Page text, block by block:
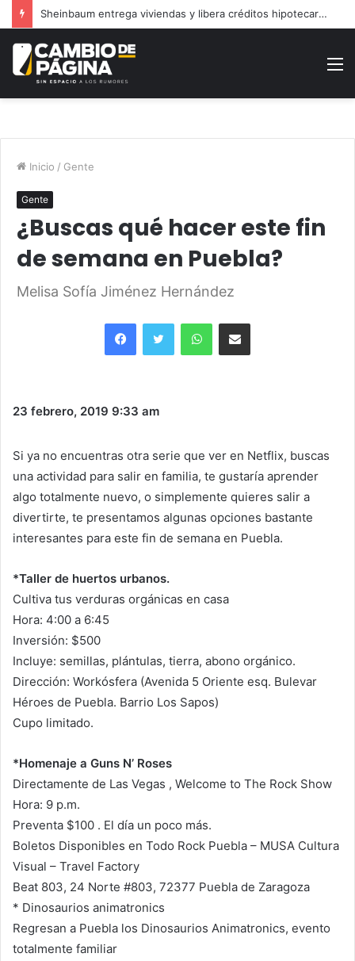
Sheinbaum entrega viviendas y libera créditos hipotecarios en Puebla
Inicio / Gente
Gente
¿Buscas qué hacer este fin
de semana en Puebla?
Melisa Sofía Jiménez Hernández
FacebookTwitter WhatsAppShare via Email
23 febrero, 2019 9:33 am
Si ya no encuentras otra serie que ver en Netflix, buscas
una actividad para salir en familia, te gustaría aprender
algo totalmente nuevo, o simplemente quieres salir a
divertirte, te presentamos algunas opciones bastante
interesantes para este fin de semana en Puebla.
*Taller de huertos urbanos.
Cultiva tus verduras orgánicas en casa
Hora: 4:00 a 6:45
Inversión: $500
Incluye: semillas, plántulas, tierra, abono orgánico.
Dirección: Workósfera (Avenida 5 Oriente esq. Bulevar
Héroes de Puebla. Barrio Los Sapos)
Cupo limitado.
*Homenaje a Guns N’ Roses
Directamente de Las Vegas , Welcome to The Rock Show
Hora: 9 p.m.
Preventa $100 . El día un poco más.
Boletos Disponibles en Todo Rock Puebla – MUSA Cultura
Visual – Travel Factory
Beat 803, 24 Norte #803, 72377 Puebla de Zaragoza
* Dinosaurios animatronics
Regresan a Puebla los Dinosaurios Animatronics, evento
totalmente familiar